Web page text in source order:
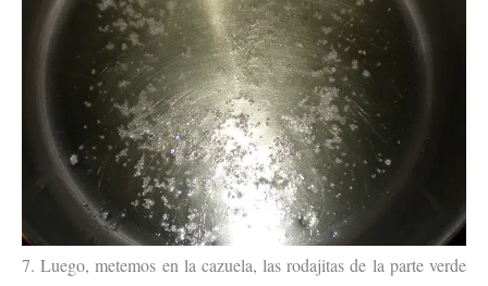
7. Luego, metemos en la cazuela, las rodajitas de la parte verde